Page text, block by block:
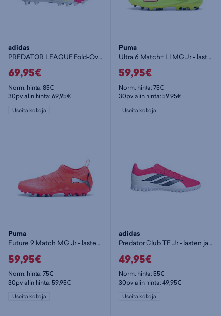
adidas
PREDATOR LEAGUE Fold-Over Tongue AG Jr - lasten jalkapallokengät (AG)
69,95€
Norm. hinta:85€
30pv alin hinta: 69,95€
Useita kokoja
Puma
Ultra 6 Match+ Ll MG Jr - lasten jalkapallokengät (MG)
59,95€
Norm. hinta:75€
30pv alin hinta: 59,95€
Useita kokoja
Puma
Future 9 Match MG Jr - lasten jalkapallokengät (MG)
59,95€
Norm. hinta:75€
30pv alin hinta: 59,95€
Useita kokoja
adidas
Predator Club TF Jr - lasten jalkapallokengät (TF)
49,95€
Norm. hinta:55€
30pv alin hinta: 49,95€
Useita kokoja